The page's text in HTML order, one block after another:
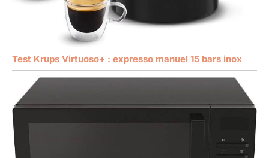
Test Krups Virtuoso+ : expresso manuel 15 bars inox